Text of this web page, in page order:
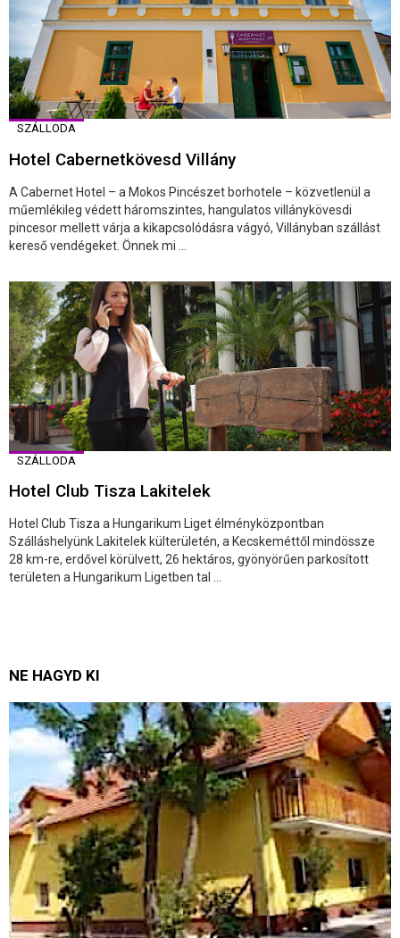
SZÁLLODA
Hotel Cabernetkövesd Villány
A Cabernet Hotel – a Mokos Pincészet borhotele – közvetlenül a
műemlékileg védett háromszintes, hangulatos villánykövesdi
pincesor mellett várja a kikapcsolódásra vágyó, Villányban szállást
kereső vendégeket. Önnek mi ...
SZÁLLODA
Hotel Club Tisza Lakitelek
Hotel Club Tisza a Hungarikum Liget élményközpontban
Szálláshelyünk Lakitelek külterületén, a Kecskeméttől mindössze
28 km-re, erdővel körülvett, 26 hektáros, gyönyörűen parkosított
területen a Hungarikum Ligetben tal ...
NE HAGYD KI